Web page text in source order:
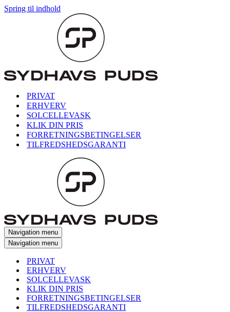
Spring til indhold
PRIVAT
ERHVERV
SOLCELLEVASK
KLIK DIN PRIS
FORRETNINGSBETINGELSER
TILFREDSHEDSGARANTI
Navigation menu
Navigation menu
PRIVAT
ERHVERV
SOLCELLEVASK
KLIK DIN PRIS
FORRETNINGSBETINGELSER
TILFREDSHEDSGARANTI